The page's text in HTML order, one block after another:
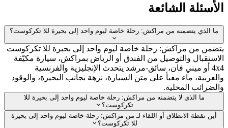
الشائعة
الذي يتضمنه من مراكش: رحلة خاصة ليوم واحد إلى بحيرة للا تكركوست؟
من مراكش: رحلة خاصة ليوم واحد إلى بحيرة للا تكركوست
والتوصيل من الفندق أو الرياض بمراكش، سيارة مكيّفة
4x4 أو ميني فان، سائق-مرشد يتحدث الإنجليزية والفرنسية
ماء معبأ على متن السيارة، نزهة بجانب البحيرة، والوقود
المحلية.
ما الذي لا يتضمنه من مراكش: رحلة خاصة ليوم واحد إلى بحيرة للا
تكركوست؟
نقطة الانطلاق أو اللقاء لـ من مراكش: رحلة خاصة ليوم واحد إلى بحيرة
للا تكركوست؟